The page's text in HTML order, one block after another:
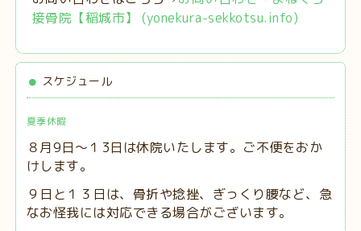
接骨院【稲城市】 (yonekura-sekkotsu.info)
スケジュール
夏季休暇
８月9日～１3日は休院いたします。ご不便をおか
けします。
９日と１３日は、 骨折や捻挫、ぎっくり腰など、急
なお怪我には対応できる場合がございます。